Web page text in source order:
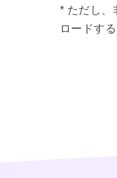
* ただし、
ロードす